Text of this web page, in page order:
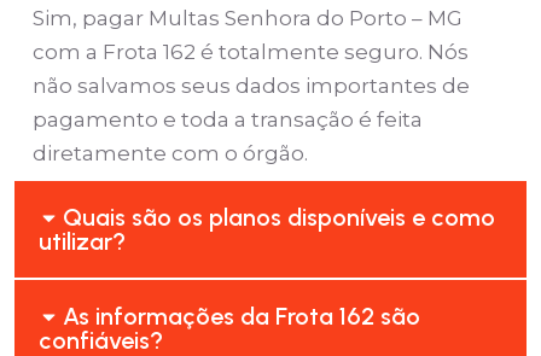
Sim, pagar Multas Senhora do Porto – MG
com a Frota 162 é totalmente seguro. Nós
não salvamos seus dados importantes de
pagamento e toda a transação é feita
diretamente com o órgão.
Quais são os planos disponíveis e como
utilizar?
As informações da Frota 162 são
confiáveis?